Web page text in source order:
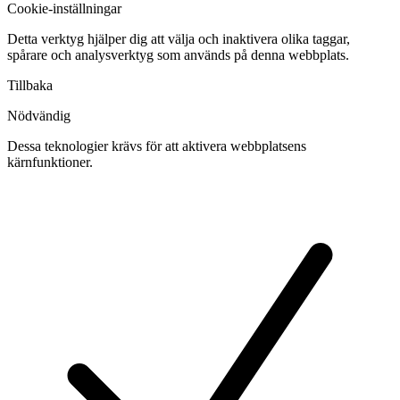
Cookie-inställningar
Detta verktyg hjälper dig att välja och inaktivera olika taggar,
spårare och analysverktyg som används på denna webbplats.
Tillbaka
Nödvändig
Dessa teknologier krävs för att aktivera webbplatsens
kärnfunktioner.